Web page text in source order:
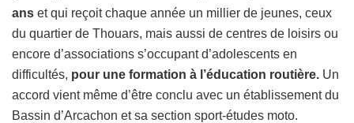
ans et qui reçoit chaque année un millier de jeunes, ceux
du quartier de Thouars, mais aussi de centres de loisirs ou
encore d’associations s’occupant d’adolescents en
difficultés, pour une formation à l’éducation routière. Un
accord vient même d’être conclu avec un établissement du
Bassin d’Arcachon et sa section sport-études moto.